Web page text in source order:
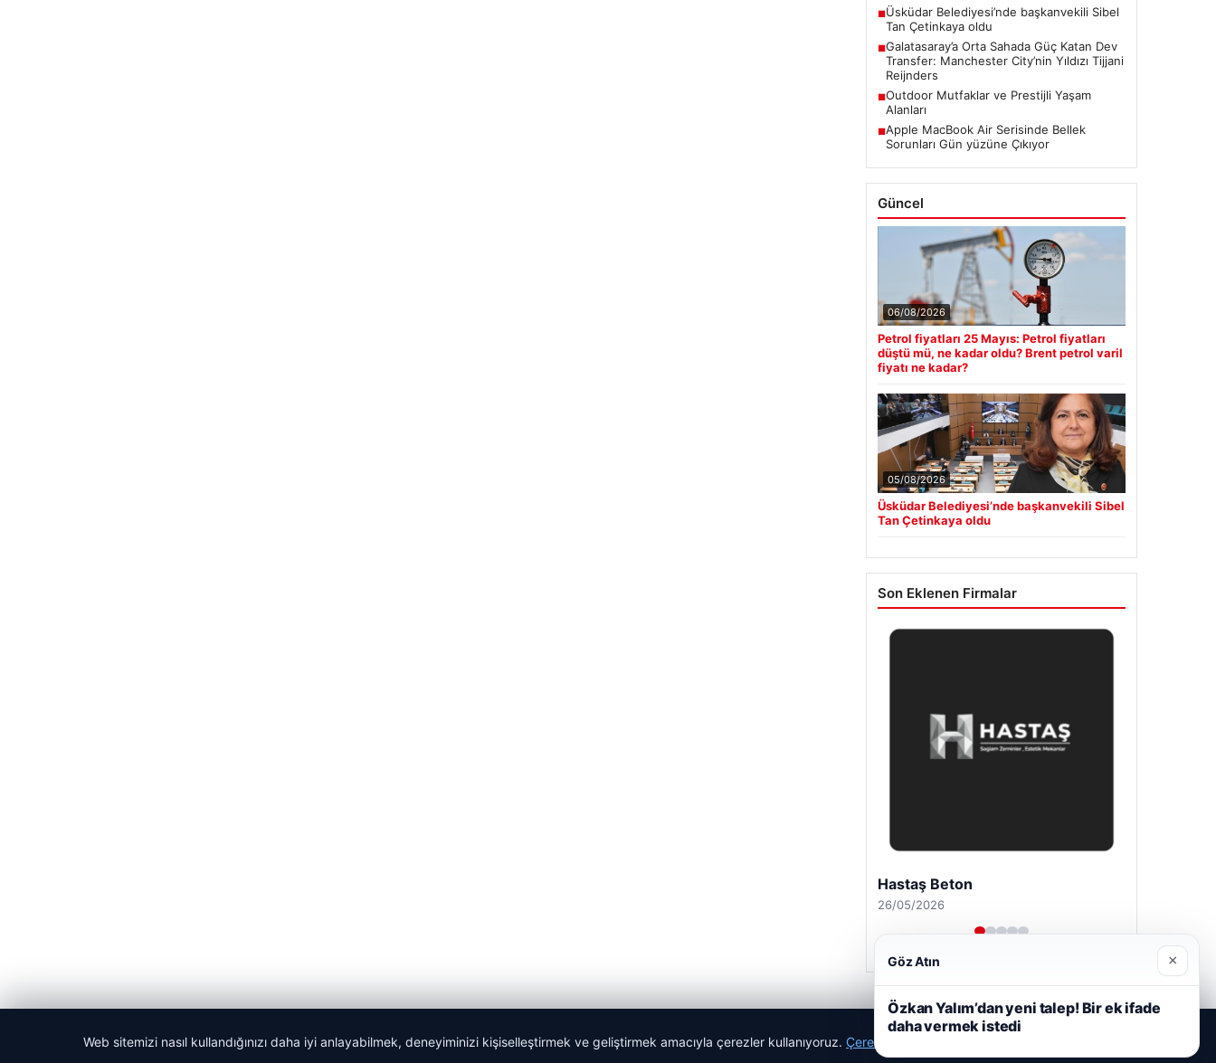
■Üsküdar Belediyesi’nde başkanvekili Sibel
Tan Çetinkaya oldu
■Galatasaray’a Orta Sahada Güç Katan Dev
Transfer: Manchester City’nin Yıldızı Tijjani
Reijnders
■Outdoor Mutfaklar ve Prestijli Yaşam
Alanları
■Apple MacBook Air Serisinde Bellek
Sorunları Gün yüzüne Çıkıyor
Güncel
06/08/2026
Petrol fiyatları 25 Mayıs: Petrol fiyatları
düştü mü, ne kadar oldu? Brent petrol varil
fiyatı ne kadar?
05/08/2026
Üsküdar Belediyesi’nde başkanvekili Sibel
Tan Çetinkaya oldu
Son Eklenen Firmalar
Hastaş Beton
26/05/2026
© 2026 Haber Vakti – Güncel Haberler
Web sitemizi nasıl kullandığınızı daha iyi anlayabilmek, deneyiminizi kişiselleştirmek ve geliştirmek amacıyla çerezler kullanıyoruz. Çerez Politikamız
Göz Atın ×
Özkan Yalım’dan yeni talep! Bir ek ifade
daha vermek istedi